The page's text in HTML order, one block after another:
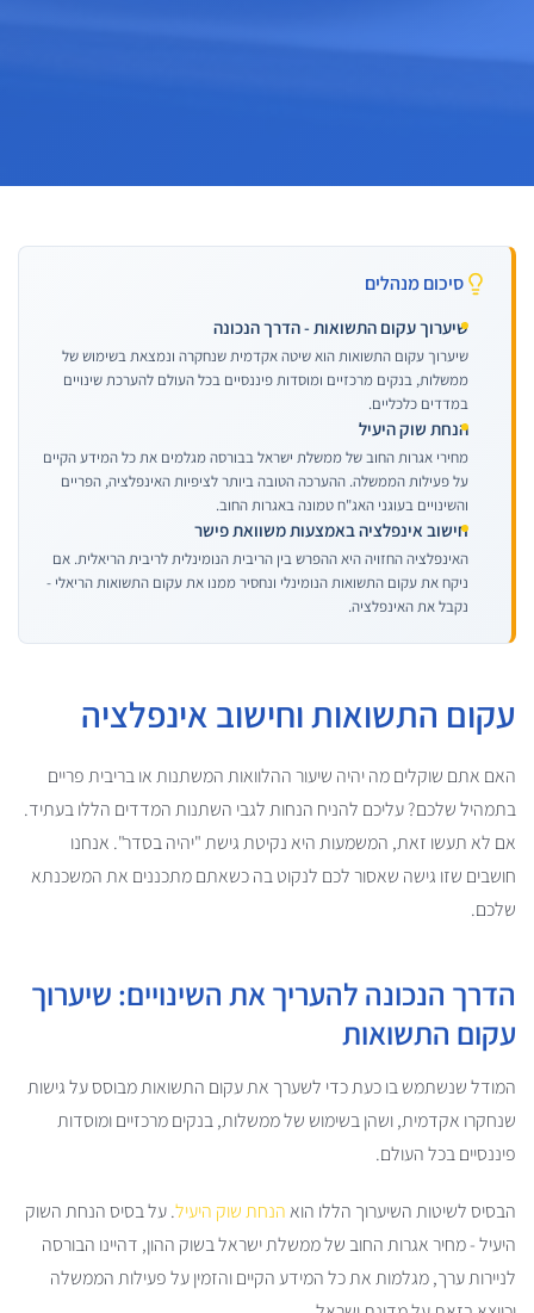
סיכום מנהלים
שיערוך עקום התשואות - הדרך הנכונה
שיערוך עקום התשואות הוא שיטה אקדמית שנחקרה ונמצאת בשימוש של
ממשלות, בנקים מרכזיים ומוסדות פיננסיים בכל העולם להערכת שינויים
במדדים כלכליים.
הנחת שוק היעיל
מחירי אגרות החוב של ממשלת ישראל בבורסה מגלמים את כל המידע הקיים
על פעילות הממשלה. ההערכה הטובה ביותר לציפיות האינפלציה, הפריים
והשינויים בעוגני האג"ח טמונה באגרות החוב.
חישוב אינפלציה באמצעות משוואת פישר
האינפלציה החזויה היא ההפרש בין הריבית הנומינלית לריבית הריאלית. אם
ניקח את עקום התשואות הנומינלי ונחסיר ממנו את עקום התשואות הריאלי -
נקבל את האינפלציה.
עקום התשואות וחישוב אינפלציה
האם אתם שוקלים מה יהיה שיעור ההלוואות המשתנות או בריבית פריים
בתמהיל שלכם? עליכם להניח הנחות לגבי השתנות המדדים הללו בעתיד.
אם לא תעשו זאת, המשמעות היא נקיטת גישת "יהיה בסדר". אנחנו
חושבים שזו גישה שאסור לכם לנקוט בה כשאתם מתכננים את המשכנתא
שלכם.
הדרך הנכונה להעריך את השינויים: שיערוך
עקום התשואות
המודל שנשתמש בו כעת כדי לשערך את עקום התשואות מבוסס על גישות
שנחקרו אקדמית, ושהן בשימוש של ממשלות, בנקים מרכזיים ומוסדות
פיננסיים בכל העולם.
הבסיס לשיטות השיערוך הללו הואהנחת שוק היעיל. על בסיס הנחת השוק
היעיל - מחיר אגרות החוב של ממשלת ישראל בשוק ההון, דהיינו הבורסה
לניירות ערך, מגלמות את כל המידע הקיים והזמין על פעילות הממשלה